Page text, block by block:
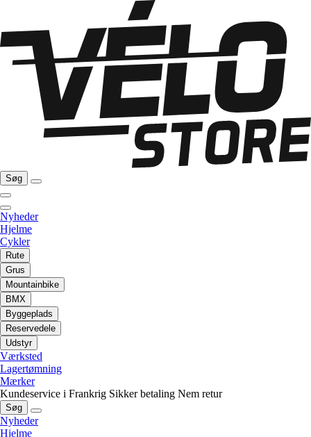
Søg
Nyheder
Hjelme
Cykler
Rute
Grus
Mountainbike
BMX
Byggeplads
Reservedele
Udstyr
Værksted
Lagertømning
Mærker
Kundeservice i Frankrig Sikker betaling Nem retur
Søg
Nyheder
Hjelme